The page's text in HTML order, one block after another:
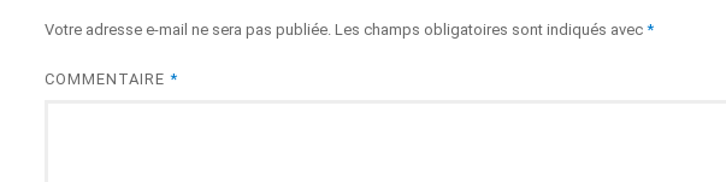
Votre adresse e-mail ne sera pas publiée. Les champs obligatoires sont indiqués avec *
COMMENTAIRE *